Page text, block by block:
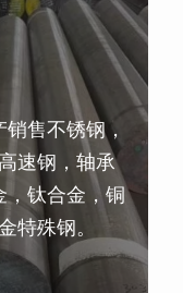
售不锈钢，
速钢，轴承
，钛合金，铜
特殊钢。